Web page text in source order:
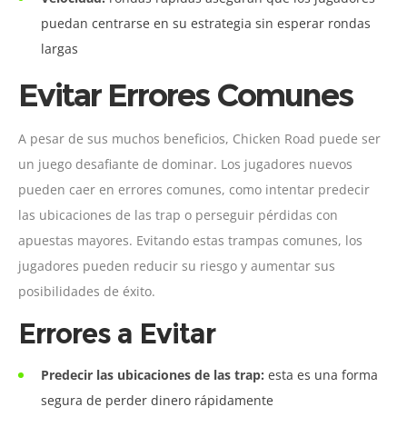
puedan centrarse en su estrategia sin esperar rondas
largas
Evitar Errores Comunes
A pesar de sus muchos beneficios, Chicken Road puede ser
un juego desafiante de dominar. Los jugadores nuevos
pueden caer en errores comunes, como intentar predecir
las ubicaciones de las trap o perseguir pérdidas con
apuestas mayores. Evitando estas trampas comunes, los
jugadores pueden reducir su riesgo y aumentar sus
posibilidades de éxito.
Errores a Evitar
Predecir las ubicaciones de las trap: esta es una forma
segura de perder dinero rápidamente